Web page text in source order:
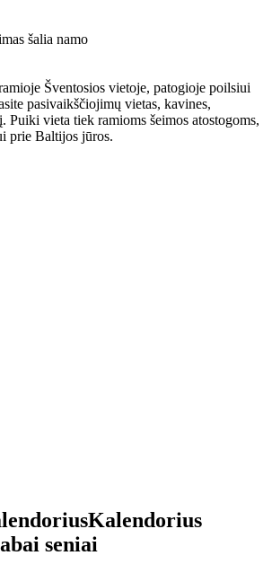
šalia namo
Šventosios vietoje, patogioje poilsiui
pasivaikščiojimų vietas, kavines,
Puiki vieta tiek ramioms šeimos atostogoms,
prie Baltijos jūros.
Kalendorius
seniai